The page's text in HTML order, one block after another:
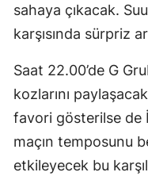
sahaya çıkacak.
karşısında sürpriz
Saat 22.00’de G
kozlarını
favori gösterilse de
maçın temposunu
etkileyecek bu